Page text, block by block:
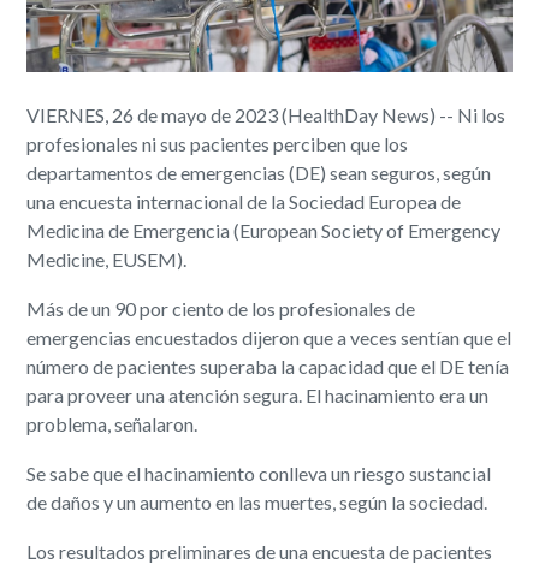
VIERNES, 26 de mayo de 2023 (HealthDay News) -- Ni los
profesionales ni sus pacientes perciben que los
departamentos de emergencias (DE) sean seguros, según
una encuesta internacional de la Sociedad Europea de
Medicina de Emergencia (European Society of Emergency
Medicine, EUSEM).
Más de un 90 por ciento de los profesionales de
emergencias encuestados dijeron que a veces sentían que el
número de pacientes superaba la capacidad que el DE tenía
para proveer una atención segura. El hacinamiento era un
problema, señalaron.
Se sabe que el hacinamiento conlleva un riesgo sustancial
de daños y un aumento en las muertes, según la sociedad.
Los resultados preliminares de una encuesta de pacientes